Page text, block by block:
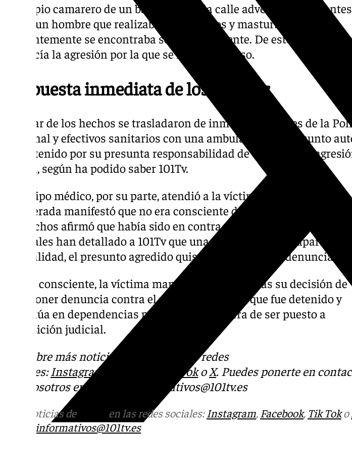
El propio camarero de un bar de la citada calle advertía a los
había un hombre que realizaba tocamientos y masturbaba a otro,
aparentemente se encontraba semiinconsciente. De este modo, se
producía la agresión por la que se recibió el aviso.
Respuesta inmediata de los policías
Al lugar de los hechos se trasladaron de inmediato agentes de la
Nacional y efectivos sanitarios con una ambulancia. El presunto
fue detenido por su presunta responsabilidad de un delito de
sexual, según ha podido saber 101Tv.
El equipo médico, por su parte, atendió a la víctima, que una vez
recuperada manifestó que no era consciente de lo ocurrido y al
los hechos afirmó que había sido en contra de su voluntad. Fuentes
policiales han detallado a 101Tv que una vez en estado de aparente
normalidad, el presunto agredido quiso interponer una denuncia.
Así, ya consciente, la víctima manifestó a los policías su decisión de
interponer denuncia contra el presunto agresor, que fue detenido y
continúa en dependencias policiales a la espera de ser puesto a
disposición judicial.
Descubre más noticias de 101Tv en las redes
sociales: Instagram Tik Toko X. Puedes ponerte en
con nosotros en el correo
informativos@101tv.es
Más noticias de en las redes sociales:Instagram, Facebook, Tik Toko
informativos@101tv.es